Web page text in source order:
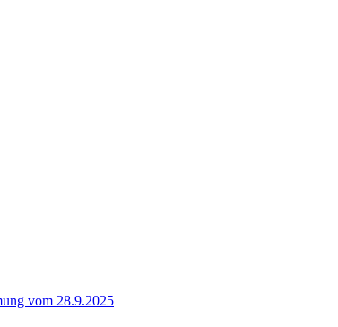
vom 28.9.2025